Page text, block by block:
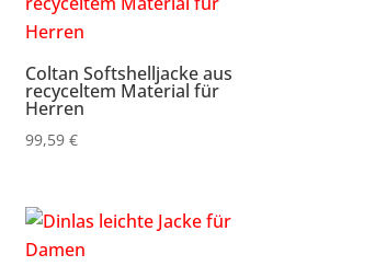
Coltan Softshelljacke aus
recyceltem Material für
Herren
99,59€